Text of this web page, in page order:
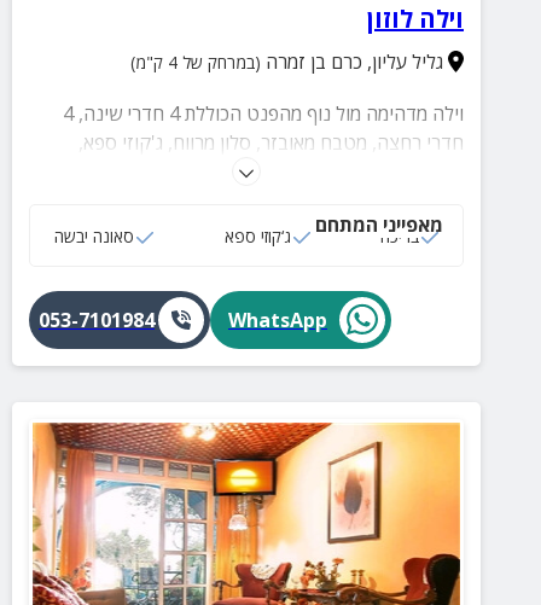
וילה לוזון
גליל עליון, כרם בן זמרה (במרחק של 4 ק"מ)
וילה מדהימה מול נוף מהפנט הכוללת 4 חדרי שינה, 4
חדרי רחצה, מטבח מאובזר, סלון מרווח, ג'קוזי ספא,
בריכה מקורה ומחוממת, ג'קוזי חיצוני, סאונה יבשה וחצר
מאפייני המתחם
בריכה ג‘קוזי ספא סאונה יבשה
WhatsApp
053-7101984